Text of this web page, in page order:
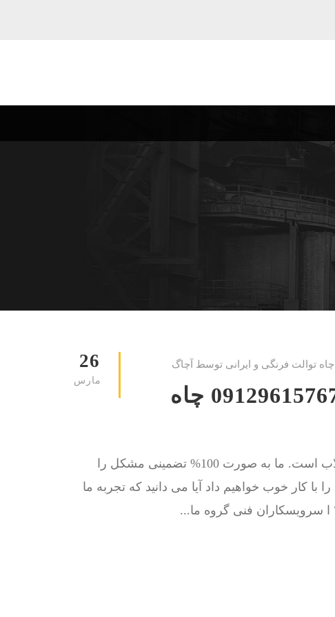
26
مارس
توالت فرنگی و ایرانی توسط آچاگ
لوله بازکنی شهرک دژبان 09129615767 چاه
کار ما حل مشکل گرفتگی چاه توالت و لوله فاضلاب است. ما به صورت 100% تضمینی مشکل را
با کار خوب خواهیم داد آیا می دانید که تجربه ما
ا سرویسکاران فنی گروه ما...